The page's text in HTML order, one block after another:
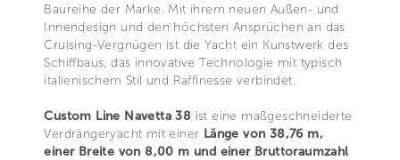
Baureihe der Marke. Mit ihrem neuen Außen- und
Innendesign und den höchsten Ansprüchen an das
Cruising-Vergnügen ist die Yacht ein Kunstwerk des
Schiffbaus, das innovative Technologie mit typisch
italienischem Stil und Raffinesse verbindet.
Custom Line Navetta 38 ist eine maßgeschneiderte
Verdrängeryacht mit einer Länge von 38,76 m,
einer Breite von 8,00 m und einer Bruttoraumzahl